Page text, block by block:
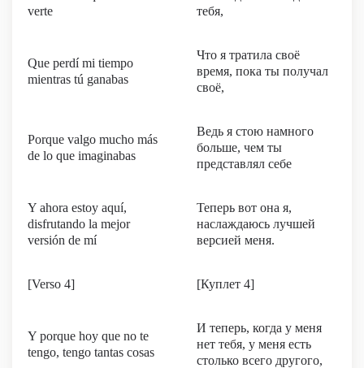
verte
тебя,
Que perdí mi tiempo
mientras tú ganabas
Что я тратила своё
время, пока ты получал
своё,
Porque valgo mucho más
de lo que imaginabas
Ведь я стою намного
больше, чем ты
представлял себе
Y ahora estoy aquí,
disfrutando la mejor
versión de mí
Теперь вот она я,
наслаждаюсь лучшей
версией меня.
[Verso 4] [Куплет 4]
Y porque hoy que no te
tengo, tengo tantas cosas
И теперь, когда у меня
нет тебя, у меня есть
столько всего другого,